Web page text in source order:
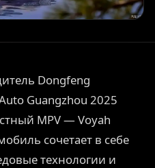
Dongfeng
Guangzhou 2025
MPV — Voyah
сочетает в себе
технологии и